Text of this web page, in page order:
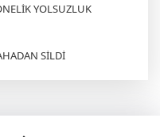
YOLSUZLUK
SİLDİ